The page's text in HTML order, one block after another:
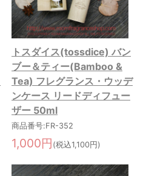
トスダイス(tossdice) バン
ブー＆ティー(Bamboo &
Tea) フレグランス・ウッデ
ンケース リードディフュー
ザー 50ml
商品番号:FR-352
1,000円 (税込1,100円)